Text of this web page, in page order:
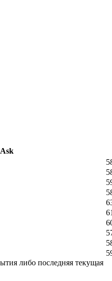
Ask
либо последняя текущая